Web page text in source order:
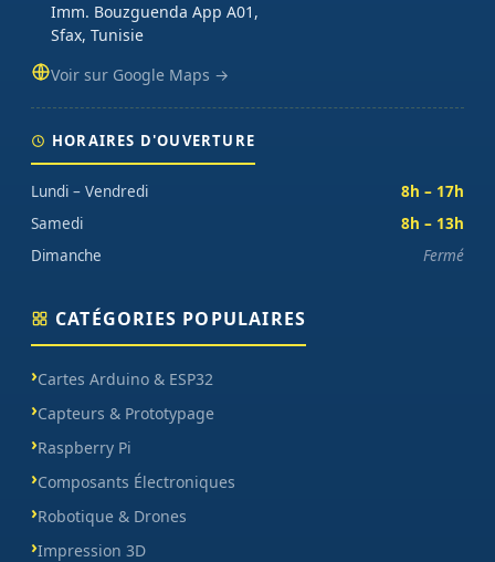
Imm. Bouzguenda App A01,
Sfax, Tunisie
Voir sur Google Maps →
HORAIRES D'OUVERTURE
Lundi – Vendredi
8h – 17h
Samedi
8h – 13h
Dimanche
Fermé
CATÉGORIES POPULAIRES
Cartes Arduino & ESP32
Capteurs & Prototypage
Raspberry Pi
Composants Électroniques
Robotique & Drones
Impression 3D